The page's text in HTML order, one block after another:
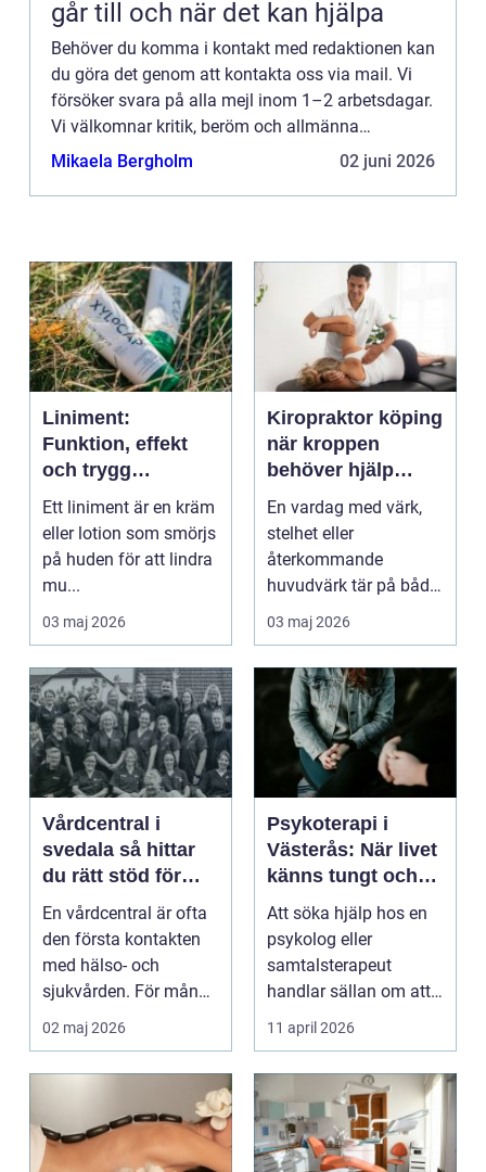
går till och när det kan hjälpa
Behöver du komma i kontakt med redaktionen kan
du göra det genom att kontakta oss via mail. Vi
försöker svara på alla mejl inom 1–2 arbetsdagar.
Vi välkomnar kritik, beröm och allmänna
kommentarer till innehållet på vår sida.
Mikaela Bergholm 02 juni 2026
Liniment:
Funktion, effekt
och trygg
användning
Ett liniment är en kräm
eller lotion som smörjs
på huden för att lindra
mu...
03 maj 2026
Kiropraktor köping
när kroppen
behöver hjälp
tillbaka
En vardag med värk,
stelhet eller
återkommande
huvudvärk tär på både
ork och humör. Många
går länge ...
03 maj 2026
Vårdcentral i
svedala så hittar
du rätt stöd för
hela familjen
En vårdcentral är ofta
den första kontakten
med hälso- och
sjukvården. För många
i Svedala handlar v...
02 maj 2026
Psykoterapi i
Västerås: När livet
känns tungt och
du behöver prata
med någon
Att söka hjälp hos en
psykolog eller
samtalsterapeut
handlar sällan om att
vara svag....
11 april 2026